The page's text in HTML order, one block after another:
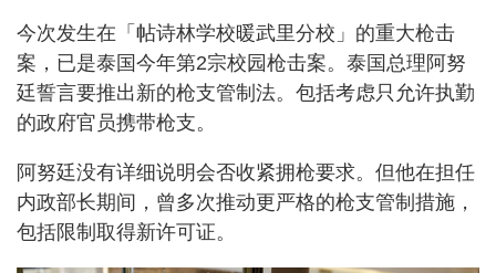
今次发生在「帖诗林学校暖武里分校」的重大枪击
案，已是泰国今年第2宗校园枪击案。泰国总理阿努
廷誓言要推出新的枪支管制法。包括考虑只允许执勤
的政府官员携带枪支。
阿努廷没有详细说明会否收紧拥枪要求。但他在担任
内政部长期间，曾多次推动更严格的枪支管制措施，
包括限制取得新许可证。